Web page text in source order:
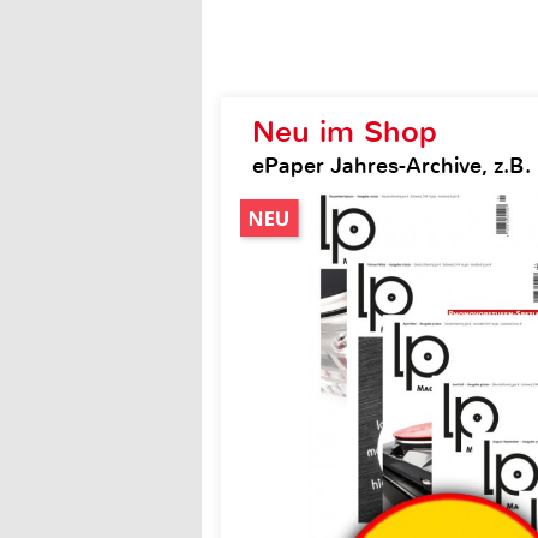
Neu im Shop
ePaper Jahres-Archive, z.B.